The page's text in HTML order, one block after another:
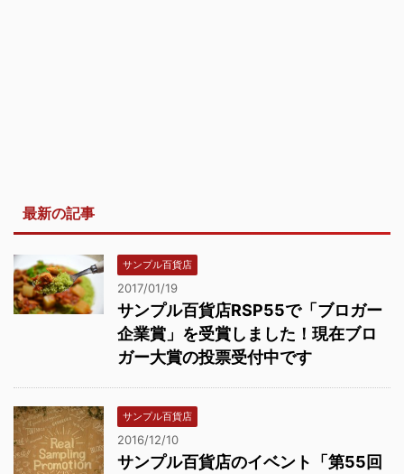
最新の記事
サンプル百貨店
2017/01/19
サンプル百貨店RSP55で「ブロガー
企業賞」を受賞しました！現在ブロ
ガー大賞の投票受付中です
サンプル百貨店
2016/12/10
サンプル百貨店のイベント「第55回